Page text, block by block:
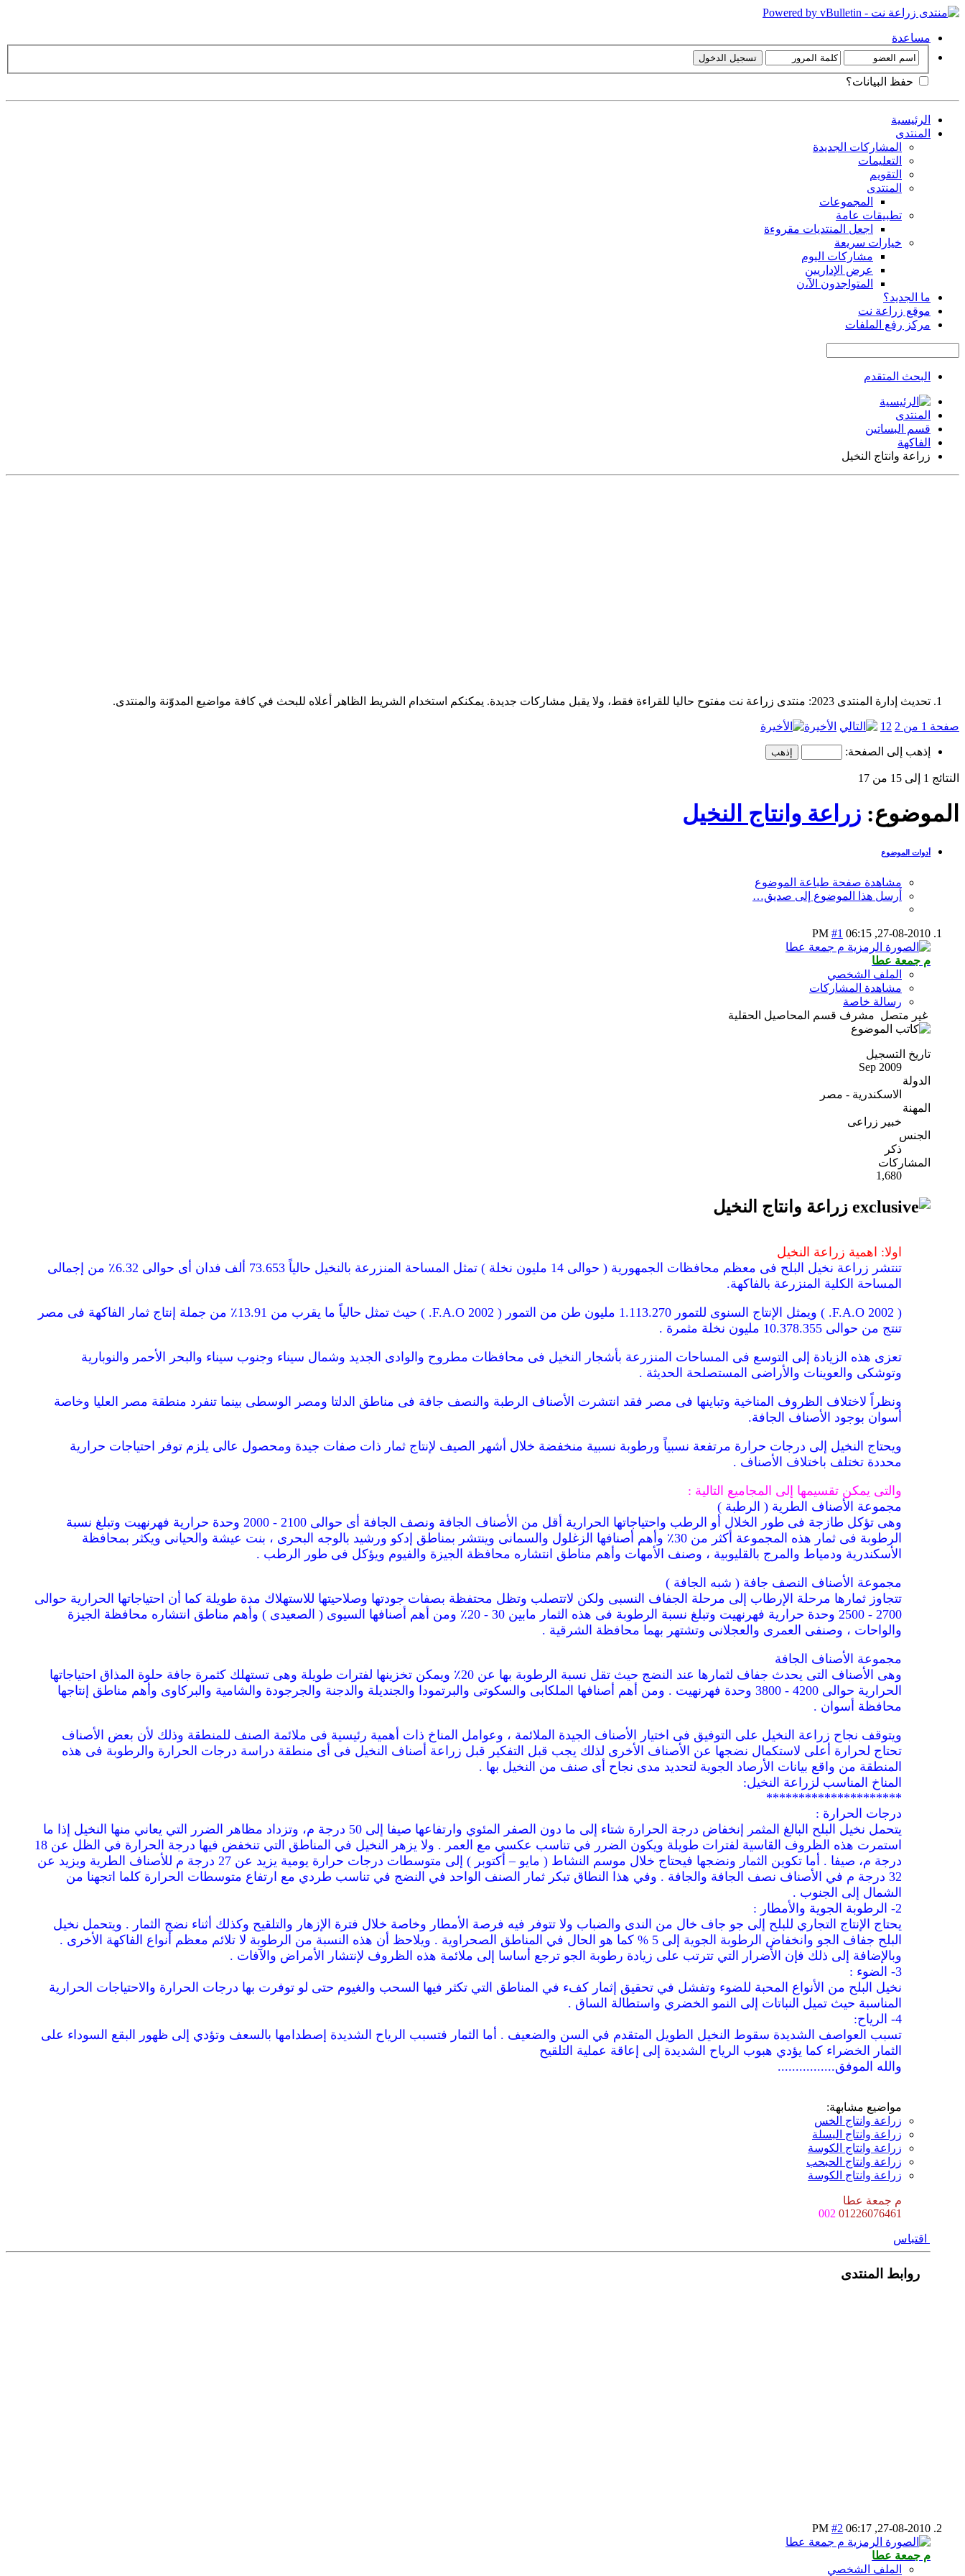
مساعدة
حفظ البيانات؟
الرئيسية
المنتدى
المشاركات الجديدة
التعليمات
التقويم
المنتدى
المجموعات
تطبيقات عامة
اجعل المنتديات مقروءة
خيارات سريعة
مشاركات اليوم
عرض الإداريين
المتواجدون الآ،ن
ما الجديد؟
موقع زراعة نت
مركز رفع الملفات
البحث المتقدم
المنتدى
قسم البساتين
الفاكهة
زراعة وانتاج النخيل
تحديث إدارة المنتدى 2023: منتدى زراعة نت مفتوح حاليا للقراءة فقط، ولا يقبل مشاركات جديدة. يمكنكم استخدام الشريط الظاهر أعلاه للبحث في كافة مواضيع المدوّنة والمنتدى.
صفحة 1 من 2 1 2 الأخيرة
إذهب إلى الصفحة:
النتائج 1 إلى 15 من 17
الموضوع: زراعة وانتاج النخيل
أدوات الموضوع
مشاهدة صفحة طباعة الموضوع
أرسل هذا الموضوع إلى صديق…
27-08-2010,
06:15 PM
#1
م جمعة عطا
الملف الشخصي
مشاهدة المشاركات
رسالة خاصة
غير متصل مشرف قسم المحاصيل الحقلية
تاريخ التسجيل
Sep 2009
الدولة
الاسكندرية - مصر
المهنة
خبير زراعى
الجنس
ذكر
المشاركات
1,680
زراعة وانتاج النخيل
اولا: اهمية زراعة النخيل
تنتشر زراعة نخيل البلح فى معظم محافظات الجمهورية ( حوالى 14 مليون نخلة ) تمثل المساحة المنزرعة بالنخيل حالياً 73.653 ألف فدان أى حوالى 6.32٪ من إجمالى
المساحة الكلية المنزرعة بالفاكهة.
( 2002 F.A.O. ) ويمثل الإنتاج السنوى للتمور 1.113.270 مليون طن من التمور ( 2002 F.A.O. ) حيث تمثل حالياً ما يقرب من 13.91٪ من جملة إنتاج ثمار الفاكهة فى مصر
تنتج من حوالى 10.378.355 مليون نخلة مثمرة .
تعزى هذه الزيادة إلى التوسع فى المساحات المنزرعة بأشجار النخيل فى محافظات مطروح والوادى الجديد وشمال سيناء وجنوب سيناء والبحر الأحمر والنوبارية
وتوشكى والعوينات والأراضى المستصلحة الحديثة .
ونظراً لاختلاف الظروف المناخية وتباينها فى مصر فقد انتشرت الأصناف الرطبة والنصف جافة فى مناطق الدلتا ومصر الوسطى بينما تنفرد منطقة مصر العليا وخاصة
أسوان بوجود الأصناف الجافة.
ويحتاج النخيل إلى درجات حرارة مرتفعة نسبياً ورطوبة نسبية منخفضة خلال أشهر الصيف لإنتاج ثمار ذات صفات جيدة ومحصول عالى يلزم توفر احتياجات حرارية
محددة تختلف باختلاف الأصناف .
والتى يمكن تقسيمها إلى المجاميع التالية :
مجموعة الأصناف الطرية ( الرطبة )
وهى تؤكل طازجة فى طور الخلال أو الرطب واحتياجاتها الحرارية أقل من الأصناف الجافة ونصف الجافة أى حوالى 2100 - 2000 وحدة حرارية فهرنهيت وتبلغ نسبة
الرطوبة فى ثمار هذه المجموعة أكثر من 30٪ وأهم أصنافها الزغلول والسمانى وينتشر بمناطق إدكو ورشيد بالوجه البحرى ، بنت عيشة والحيانى ويكثر بمحافظة
الأسكندرية ودمياط والمرج بالقليوبية ، وصنف الأمهات وأهم مناطق انتشاره محافظة الجيزة والفيوم ويؤكل فى طور الرطب .
مجموعة الأصناف النصف جافة ( شبه الجافة )
تتجاوز ثمارها مرحلة الإرطاب إلى مرحلة الجفاف النسبى ولكن لاتتصلب وتظل محتفظة بصفات جودتها وصلاحيتها للاستهلاك مدة طويلة كما أن احتياجاتها الحرارية حوالى
2700 - 2500 وحدة حرارية فهرنهيت وتبلغ نسبة الرطوبة فى هذه الثمار مابين 30 - 20٪ ومن أهم أصنافها السيوى ( الصعيدى ) وأهم مناطق انتشاره محافظة الجيزة
والواحات ، وصنفى العمرى والعجلانى وتشتهر بهما محافظة الشرقية .
مجموعة الأصناف الجافة
وهى الأصناف التى يحدث جفاف لثمارها عند النضج حيث تقل نسبة الرطوبة بها عن 20٪ ويمكن تخزينها لفترات طويلة وهى تستهلك كثمرة جافة حلوة المذاق احتياجاتها
الحرارية حوالى 4200 - 3800 وحدة فهرنهيت . ومن أهم أصنافها الملكابى والسكوتى والبرتمودا والجنديلة والدجنة والجرجودة والشامية والبركاوى وأهم مناطق إنتاجها
محافظة أسوان .
ويتوقف نجاح زراعة النخيل على التوفيق فى اختيار الأصناف الجيدة الملائمة ، وعوامل المناخ ذات أهمية رئيسية فى ملائمة الصنف للمنطقة وذلك لأن بعض الأصناف
تحتاج لحرارة أعلى لاستكمال نضجها عن الأصناف الأخرى لذلك يجب قبل التفكير قبل زراعة أصناف النخيل فى أى منطقة دراسة درجات الحرارة والرطوبة فى هذه
المنطقة من واقع بيانات الأرصاد الجوية لتحديد مدى نجاح أى صنف من النخيل بها .
المناخ المناسب لزراعة النخيل:
*********************
درجات الحرارة :
يتحمل نخيل البلح البالغ المثمر إنخفاض درجة الحرارة شتاء إلى ما دون الصفر المئوي وارتفاعها صيفا إلى 50 درجة م، وتزداد مظاهر الضرر التي يعاني منها النخيل إذا ما
استمرت هذه الظروف القاسية لفترات طويلة ويكون الضرر في تناسب عكسي مع العمر . ولا يزهر النخيل في المناطق التي تنخفض فيها درجة الحرارة في الظل عن 18
درجة م، صيفا . أما تكوين الثمار ونضجها فيحتاج خلال موسم النشاط ( مايو – أكتوبر ) إلى متوسطات درجات حرارة يومية يزيد عن 27 درجة م للأصناف الطرية ويزيد عن
32 درجة م في الأصناف نصف الجافة والجافة . وفي هذا النطاق تبكر ثمار الصنف الواحد في النضج في تناسب طردي مع ارتفاع متوسطات الحرارة كلما اتجهنا من
الشمال إلى الجنوب .
2- الرطوبة الجوية والأمطار :
يحتاج الإنتاج التجاري للبلح إلى جو جاف خال من الندى والضباب ولا تتوفر فيه فرصة الأمطار وخاصة خلال فترة الإزهار والتلقيح وكذلك أثناء نضج الثمار . ويتحمل نخيل
البلح جفاف الجو وانخفاض الرطوبة الجوية إلى 5 % كما هو الحال في المناطق الصحراوية . ويلاحظ أن هذه النسبة من الرطوبة لا تلائم معظم أنواع الفاكهة الأخرى .
وبالإضافة إلى ذلك فإن الأضرار التي تترتب على زيادة رطوبة الجو ترجع أساسا إلى ملائمة هذه الظروف لإنتشار الأمراض والآفات .
3- الضوء :
نخيل البلح من الأنواع المحبة للضوء وتفشل في تحقيق إثمار كفء في المناطق التي تكثر فيها السحب والغيوم حتى لو توفرت بها درجات الحرارة والاحتياجات الحرارية
المناسبة حيث تميل النباتات إلى النمو الخضري واستطالة الساق .
4- الرياح:
تسبب العواصف الشديدة سقوط النخيل الطويل المتقدم في السن والضعيف . أما الثمار فتسبب الرياح الشديدة إصطدامها بالسعف وتؤدي إلى ظهور البقع السوداء على
الثمار الخضراء كما يؤدي هبوب الرياح الشديدة إلى إعاقة عملية التلقيح
والله الموفق................
مواضيع مشابهة:
زراعة وانتاج الخس
زراعة وانتاج البسلة
زراعة وانتاج الكوسة
زراعة وانتاج الحبحب
زراعة وانتاج الكوسة
م جمعة عطا
01226076461
002
اقتباس
روابط المنتدى
27-08-2010,
06:17 PM
#2
م جمعة عطا
الملف الشخصي